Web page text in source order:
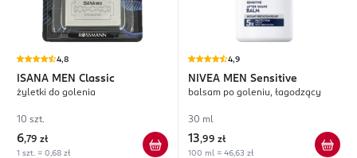
4,8
ISANA MEN Classic
żyletki do golenia
10 szt.
6,79 zł
1 szt. = 0,68 zł
4,9
NIVEA MEN Sensitive
balsam po goleniu, łagodzący
30 ml
13,99 zł
100 ml = 46,63 zł